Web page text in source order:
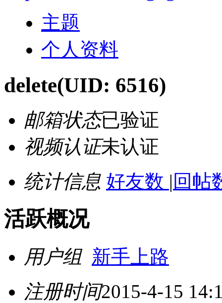
主题
个人资料
delete(UID: 6516)
邮箱状态已验证
视频认证未认证
统计信息 好友数 | 回帖
活跃概况
用户组 新手上路
注册时间2015-4-15